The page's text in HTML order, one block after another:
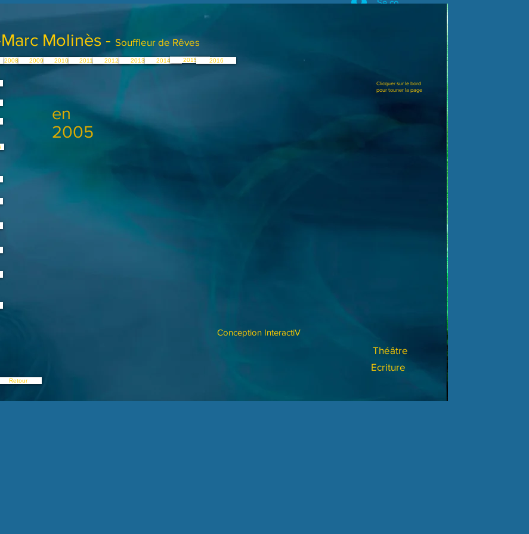
Se connecter
Molinès - Souffleur de Rêves
Clicquer sur le bord
pour touner la page
2008 2009 2010 2011
Retour
Conception InteractiV
Ecriture
Théâtre
2012 2013 2014 2015 2016
en
2005